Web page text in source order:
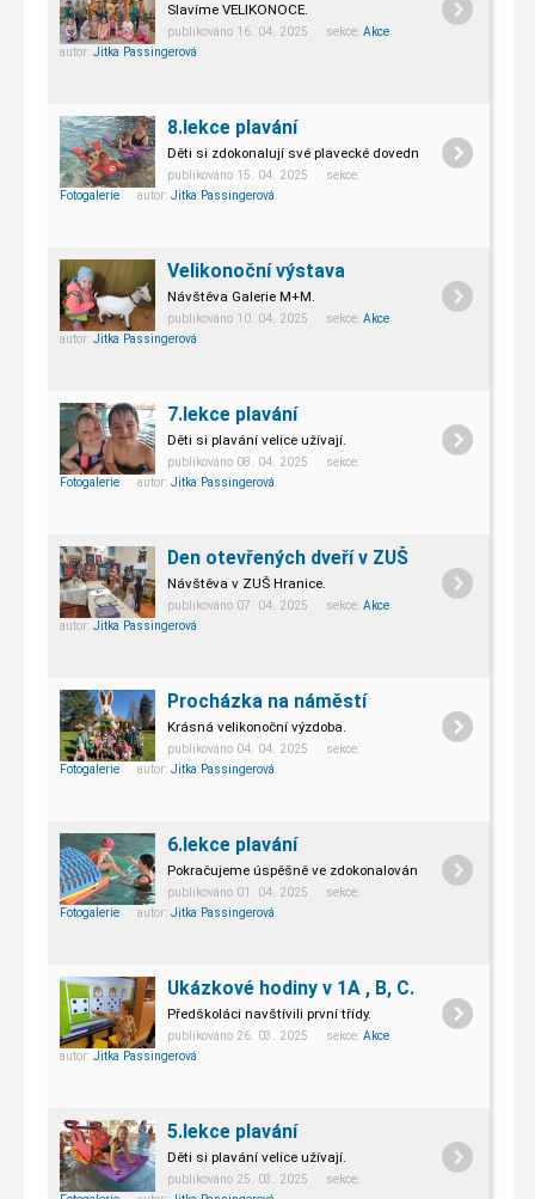
Slavíme VELIKONOCE.
publikováno 16. 04. 2025 sekce: Akce
autor: Jitka Passingerová
8.lekce plavání
Děti si zdokonalují své plavecké dovednosti.
publikováno 15. 04. 2025 sekce:
Fotogalerie autor: Jitka Passingerová
Velikonoční výstava
Návštěva Galerie M+M.
publikováno 10. 04. 2025 sekce: Akce
autor: Jitka Passingerová
7.lekce plavání
Děti si plavání velice užívají.
publikováno 08. 04. 2025 sekce:
Fotogalerie autor: Jitka Passingerová
Den otevřených dveří v ZUŠ
Návštěva v ZUŠ Hranice.
publikováno 07. 04. 2025 sekce: Akce
autor: Jitka Passingerová
Procházka na náměstí
Krásná velikonoční výzdoba.
publikováno 04. 04. 2025 sekce:
Fotogalerie autor: Jitka Passingerová
6.lekce plavání
Pokračujeme úspěšně ve zdokonalování plavání.
publikováno 01. 04. 2025 sekce:
Fotogalerie autor: Jitka Passingerová
Ukázkové hodiny v 1A , B, C.
Předškoláci navštívili první třídy.
publikováno 26. 03. 2025 sekce: Akce
autor: Jitka Passingerová
5.lekce plavání
Děti si plavání velice užívají.
publikováno 25. 03. 2025 sekce: